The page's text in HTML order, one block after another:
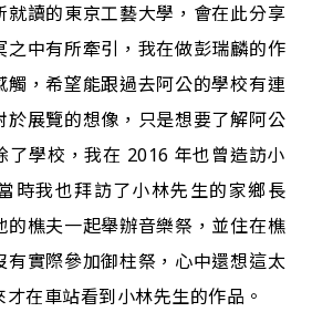
就讀的東京工藝大學，會在此分享
之中有所牽引，我在做彭瑞麟的作
觸，希望能跟過去阿公的學校有連
於展覽的想像，只是想要了解阿公
了學校，我在 2016 年也曾造訪小
時我也拜訪了小林先生的家鄉長
的樵夫一起舉辦音樂祭，並住在樵
有實際參加御柱祭，心中還想這太
在車站看到小林先生的作品。